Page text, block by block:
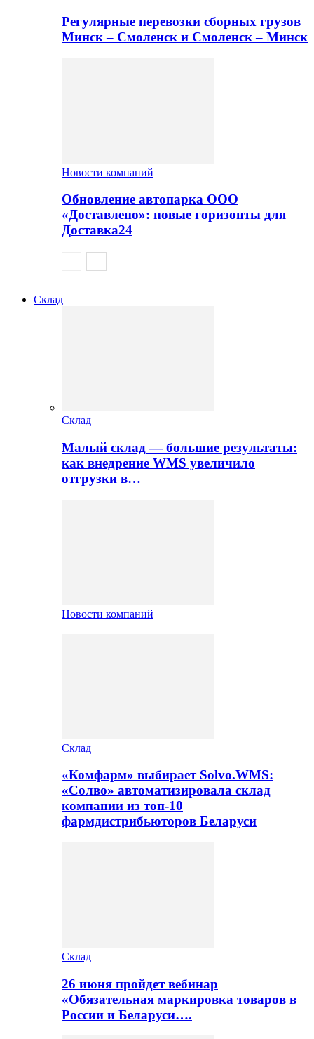
Регулярные перевозки сборных грузов
Минск – Смоленск и Смоленск – Минск
Новости компаний
Обновление автопарка ООО
«Доставлено»: новые горизонты для
Доставка24
Склад
Склад
Малый склад — большие результаты:
как внедрение WMS увеличило
отгрузки в…
Новости компаний
Склад
«Комфарм» выбирает Solvo.WMS:
«Солво» автоматизировала склад
компании из топ-10
фармдистрибьюторов Беларуси
Склад
26 июня пройдет вебинар
«Обязательная маркировка товаров в
России и Беларуси….